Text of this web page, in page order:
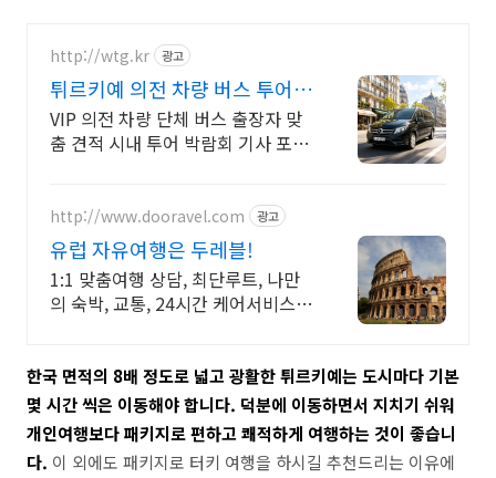
http://wtg.kr 광고
튀르키예 의전 차량 버스 투어
출장 전시회 맞춤 견적
VIP 의전 차량 단체 버스 출장자 맞
춤 견적 시내 투어 박람회 기사 포함
http://www.dooravel.com 광고
유럽 자유여행은 두레블!
1:1 맞춤여행 상담, 최단루트, 나만
의 숙박, 교통, 24시간 케어서비스
한국 면적의 8배 정도로 넓고 광활한 튀르키예는 도시마다 기본
몇 시간 씩은 이동해야 합니다. 덕분에 이동하면서 지치기 쉬워
개인여행보다 패키지로 편하고 쾌적하게 여행하는 것이 좋습니
다. 이 외에도 패키지로 터키 여행을 하시길 추천드리는 이유에